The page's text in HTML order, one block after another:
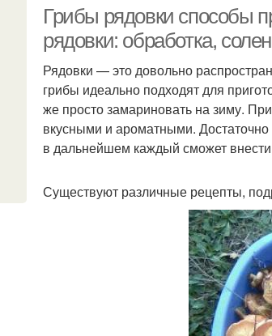
рядовок
Рядовки с картошкой
Грибы рядовки способы
рядовки: обработка,
Рядовки — это довольно
грибы идеально подходят для
же просто замариновать на зиму.
вкусными и ароматными. Достаточно
в дальнейшем каждый сможет
Существуют различные рецепты,